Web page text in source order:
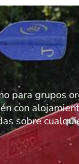
para grupos
con
sobre